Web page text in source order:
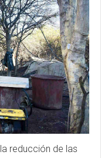
reducción de las